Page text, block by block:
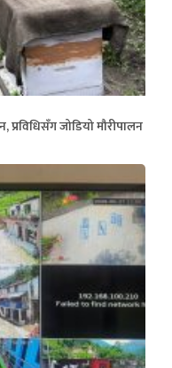
जोडियो मौरीपालन